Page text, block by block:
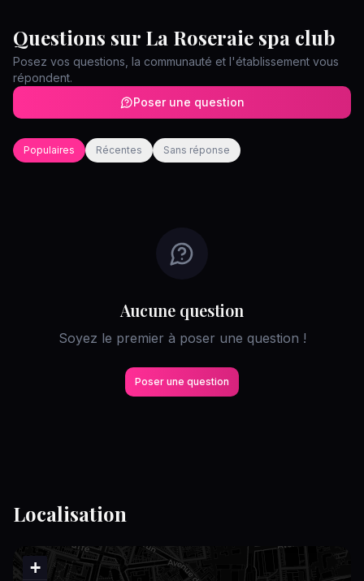
Questions sur La Roseraie spa club
Posez vos questions, la communauté et l'établissement vous
répondent.
Poser une question
Populaires Récentes Sans réponse
Aucune question
Soyez le premier à poser une question !
Poser une question
Localisation
+